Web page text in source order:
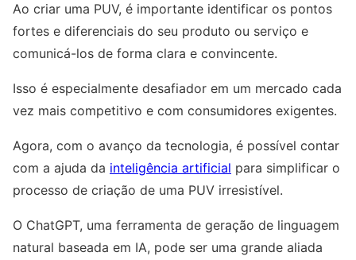
Ao criar uma PUV, é importante identificar os pontos
fortes e diferenciais do seu produto ou serviço e
comunicá-los de forma clara e convincente.
Isso é especialmente desafiador em um mercado cada
vez mais competitivo e com consumidores exigentes.
Agora, com o avanço da tecnologia, é possível contar
com a ajuda da inteligência artificial para simplificar o
processo de criação de uma PUV irresistível.
O ChatGPT, uma ferramenta de geração de linguagem
natural baseada em IA, pode ser uma grande aliada